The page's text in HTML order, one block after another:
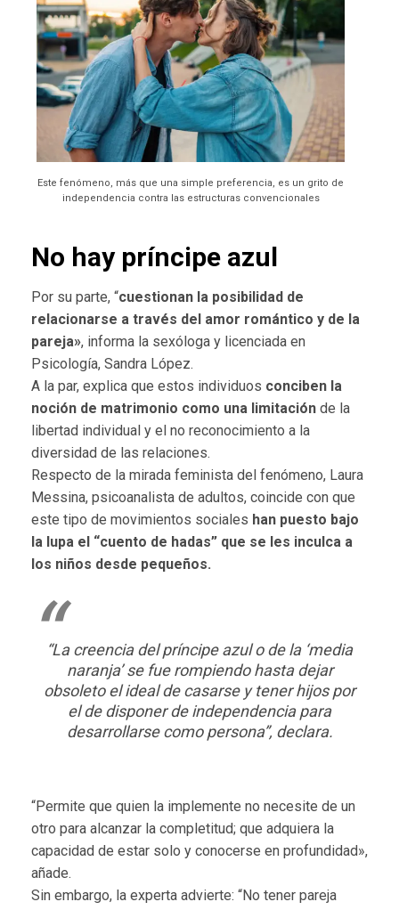
Este fenómeno, más que una simple preferencia, es un grito de
independencia contra las estructuras convencionales
No hay príncipe azul
Por su parte, “cuestionan la posibilidad de
relacionarse a través del amor romántico y de la
pareja», informa la sexóloga y licenciada en
Psicología, Sandra López.
A la par, explica que estos individuos conciben la
noción de matrimonio como una limitación de la
libertad individual y el no reconocimiento a la
diversidad de las relaciones.
Respecto de la mirada feminista del fenómeno, Laura
Messina, psicoanalista de adultos, coincide con que
este tipo de movimientos sociales han puesto bajo
la lupa el “cuento de hadas” que se les inculca a
los niños desde pequeños.
“La creencia del príncipe azul o de la ‘media
naranja’ se fue rompiendo hasta dejar
obsoleto el ideal de casarse y tener hijos por
el de disponer de independencia para
desarrollarse como persona”, declara.
“Permite que quien la implemente no necesite de un
otro para alcanzar la completitud; que adquiera la
capacidad de estar solo y conocerse en profundidad»,
añade.
Sin embargo, la experta advierte: “No tener pareja